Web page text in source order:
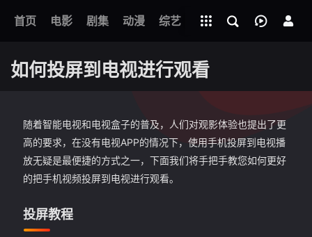
首页 电影 剧集 动漫 综艺 短剧 直播 APP
下载客户端
如何投屏到电视进行观看
随着智能电视和电视盒子的普及，人们对观影体验也提出了更
高的要求，在没有电视APP的情况下，使用手机投屏到电视播
放无疑是最便捷的方式之一，下面我们将手把手教您如何更好
的把手机视频投屏到电视进行观看。
投屏教程